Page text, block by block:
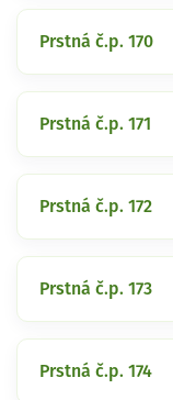
Prstná č.p. 170
Prstná č.p. 171
Prstná č.p. 172
Prstná č.p. 173
Prstná č.p. 174